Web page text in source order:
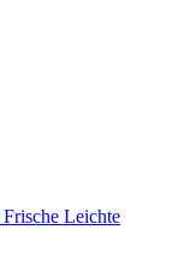
Frische Leichte